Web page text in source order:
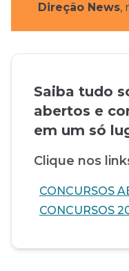
Direção News,
Saiba tudo
abertos e
em um só
Clique nos
CONCURSOS
CONCURSOS